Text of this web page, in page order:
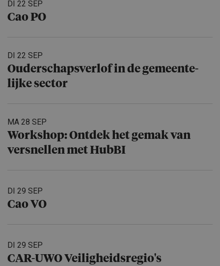
DI 22 SEP
Cao PO
DI 22 SEP
Ouderschaps­verlof in de gemeente­
lijke sector
MA 28 SEP
Workshop: Ontdek het gemak van
versnellen met HubBI
DI 29 SEP
Cao VO
DI 29 SEP
CAR-UWO Veiligheids­re­gio's